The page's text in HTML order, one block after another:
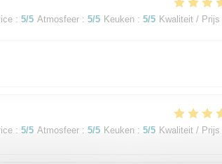
: 5/5 Atmosfeer : 5/5 Keuken : 5/5 Kwaliteit / Prijs
: 5/5 Atmosfeer : 5/5 Keuken : 5/5 Kwaliteit / Prijs